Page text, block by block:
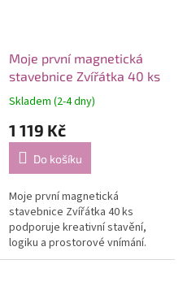
Moje první magnetická
stavebnice Zvířátka 40 ks
Skladem (2-4 dny)
1 119 Kč
Do košíku
Moje první magnetická
stavebnice Zvířátka 40 ks
podporuje kreativní stavění,
logiku a prostorové vnímání.